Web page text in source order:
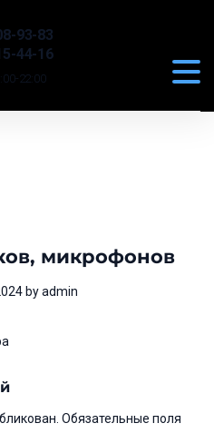
93-83
44-16
22:00
микрофонов
byadmin
Обязательные поля